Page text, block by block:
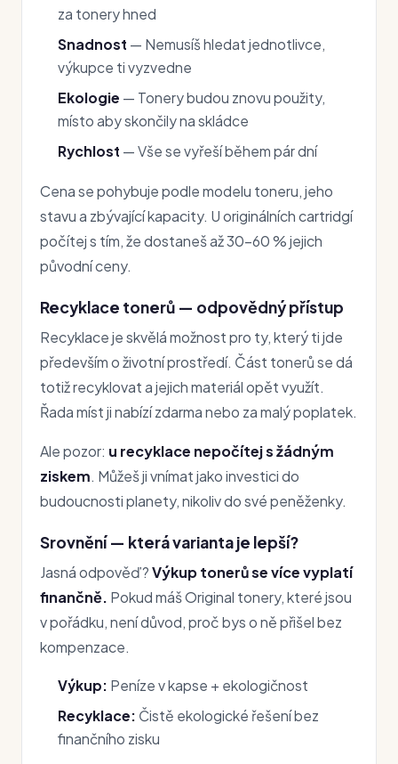
za tonery hned
Snadnost — Nemusíš hledat jednotlivce,
výkupce ti vyzvedne
Ekologie — Tonery budou znovu použity,
místo aby skončily na skládce
Rychlost — Vše se vyřeší během pár dní
Cena se pohybuje podle modelu toneru, jeho
stavu a zbývající kapacity. U originálních cartridgí
počítej s tím, že dostaneš až 30–60 % jejich
původní ceny.
Recyklace tonerů — odpovědný přístup
Recyklace je skvělá možnost pro ty, který ti jde
především o životní prostředí. Část tonerů se dá
totiž recyklovat a jejich materiál opět využít.
Řada míst ji nabízí zdarma nebo za malý poplatek.
Ale pozor: u recyklace nepočítej s žádným
ziskem. Můžeš ji vnímat jako investici do
budoucnosti planety, nikoliv do své peněženky.
Srovnění — která varianta je lepší?
Jasná odpověď?Výkup tonerů se více vyplatí
finančně. Pokud máš Original tonery, které jsou
v pořádku, není důvod, proč bys o ně přišel bez
kompenzace.
Výkup: Peníze v kapse + ekologičnost
Recyklace: Čistě ekologické řešení bez
finančního zisku